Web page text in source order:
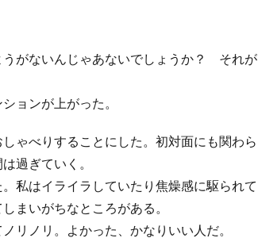
うがないんじゃあないでしょうか？ それが
ョンが上がった。
ゃべりすることにした。初対面にも関わら
過ぎていく。
私はイライラしていたり焦燥感に駆られて
まいがちなところがある。
リノリ。よかった、かなりいい人だ。